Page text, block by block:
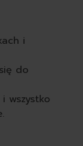
i
do
wszystko